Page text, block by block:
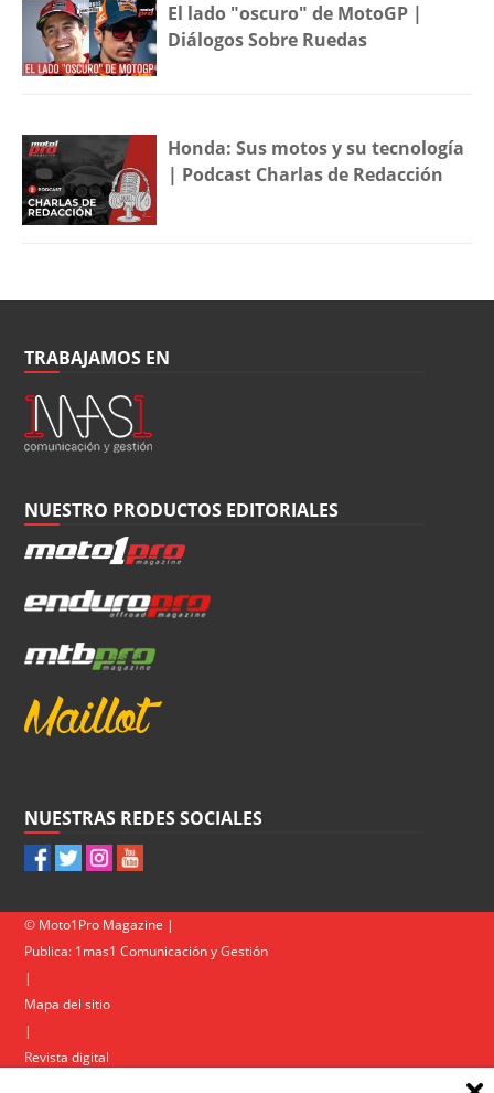
El lado "oscuro" de MotoGP |
Diálogos Sobre Ruedas
Honda: Sus motos y su tecnología
| Podcast Charlas de Redacción
TRABAJAMOS EN
NUESTRO PRODUCTOS EDITORIALES
NUESTRAS REDES SOCIALES
© Moto1Pro Magazine |
Publica: 1mas1 Comunicación y Gestión
|
Mapa del sitio
|
Revista digital